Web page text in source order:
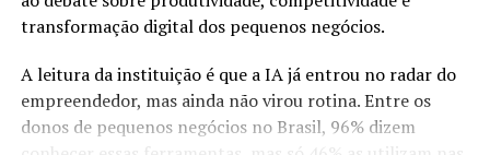
Fonte: Agência Sebrae de Notícias.
Compartilhe isso:
transformação digital dos pequenos negócios.
A leitura da instituição é que a IA já entrou no radar do
empreendedor, mas ainda não virou rotina. Entre os
donos de pequenos negócios no Brasil, 96% dizem